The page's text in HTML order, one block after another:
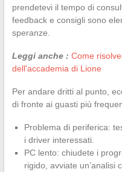
prendetevi il tempo di
feedback e consigli sono
speranze.
Leggi anche : Come
dell'accademia di Lione
Per andare dritti al punto,
di fronte ai guasti più
Problema di periferica:
i driver interessati.
PC lento: chiudete i
rigido, avviate un’analisi